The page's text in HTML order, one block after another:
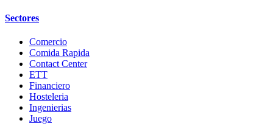
Sectores
Comercio
Comida Rapida
Contact Center
ETT
Financiero
Hosteleria
Ingenierias
Juego